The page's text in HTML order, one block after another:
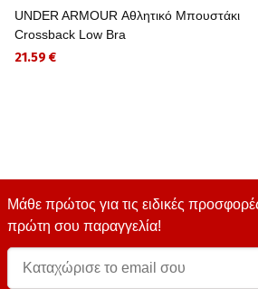
UNDER ARMOUR Αθλητικό Μπουστάκι
Crossback Low Bra
21.59 €
Μάθε πρώτος για τις ειδικές
πρώτη σου παραγγελία!